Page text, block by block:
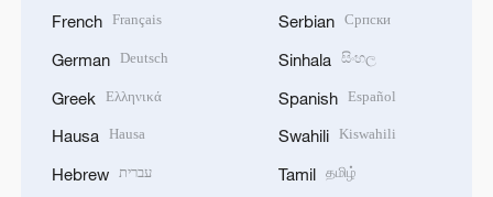
French Français
German Deutsch
Greek Ελληνικά
Hausa Hausa
Hebrew עברית
Serbian Српски
Sinhala සිංහල
Spanish Español
Swahili Kiswahili
Tamil தமிழ்